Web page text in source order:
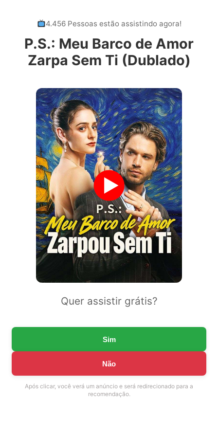
4.456 Pessoas estão assistindo agora!
P.S.: Meu Barco de Amor
Zarpa Sem Ti (Dublado)
Quer assistir grátis?
Sim
Não
Após clicar, você verá um anúncio e será redirecionado para a
recomendação.